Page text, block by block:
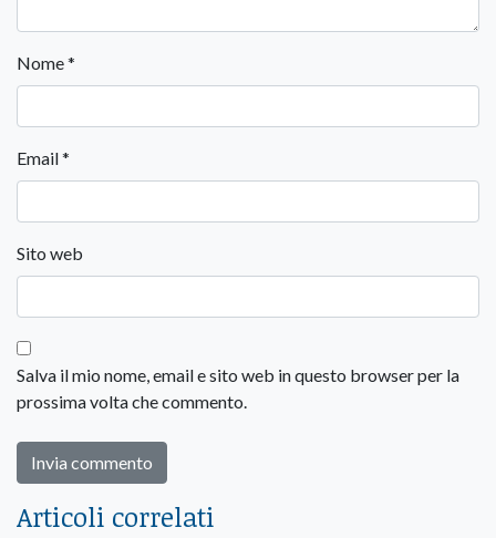
Nome*
Email*
Sito web
Salva il mio nome, email e sito web in questo browser per la
prossima volta che commento.
Articoli correlati